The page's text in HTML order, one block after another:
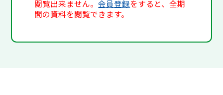
閲覧出来ません。会員登録をすると、全期
間の資料を閲覧できます。